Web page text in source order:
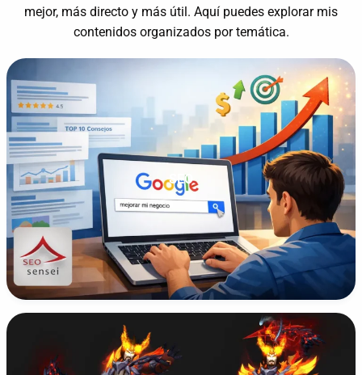
mejor, más directo y más útil. Aquí puedes explorar mis
contenidos organizados por temática.
SEO